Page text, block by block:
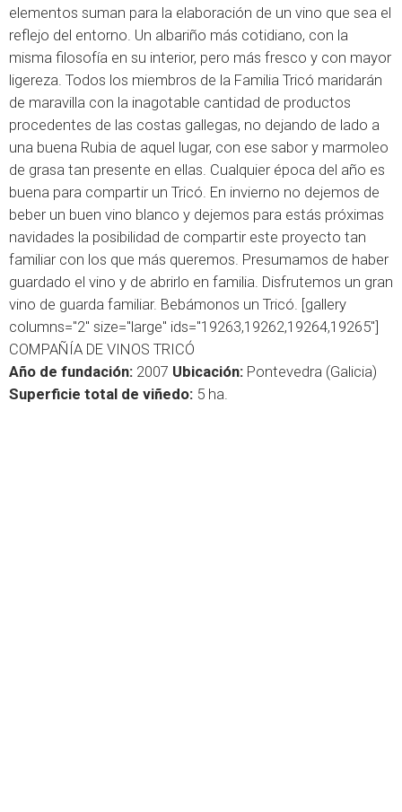
elementos suman para la elaboración de un vino que sea el
reflejo del entorno. Un albariño más cotidiano, con la
misma filosofía en su interior, pero más fresco y con mayor
ligereza. Todos los miembros de la Familia Tricó maridarán
de maravilla con la inagotable cantidad de productos
procedentes de las costas gallegas, no dejando de lado a
una buena Rubia de aquel lugar, con ese sabor y marmoleo
de grasa tan presente en ellas. Cualquier época del año es
buena para compartir un Tricó. En invierno no dejemos de
beber un buen vino blanco y dejemos para estás próximas
navidades la posibilidad de compartir este proyecto tan
familiar con los que más queremos. Presumamos de haber
guardado el vino y de abrirlo en familia. Disfrutemos un gran
vino de guarda familiar. Bebámonos un Tricó. [gallery
columns="2" size="large" ids="19263,19262,19264,19265"]
COMPAÑÍA DE VINOS TRICÓ
Año de fundación: 2007 Ubicación: Pontevedra (Galicia)
Superficie total de viñedo: 5 ha.